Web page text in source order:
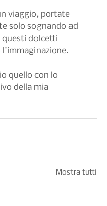
viaggio, portate
solo sognando ad
questi dolcetti
quello con lo
della mia
Mostra tutti